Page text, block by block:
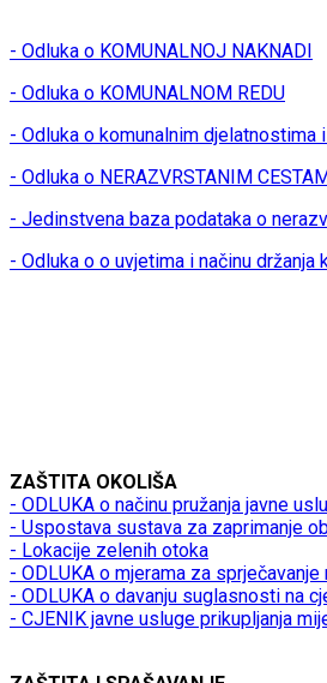
- Odluka o KOMUNALNOJ NAKNADI
- Odluka o KOMUNALNOM REDU
- Odluka o komunalnim djelatnostima
- Odluka o NERAZVRSTANIM
- Jedinstvena baza podataka o
- Odluka o o uvjetima i načinu
ZAŠTITA OKOLIŠA
- ODLUKA o načinu pružanja javne
- Uspostava sustava za zaprimanje
- Lokacije zelenih otoka
- ODLUKA o mjerama za
- ODLUKA o davanju suglasnosti na
- CJENIK javne usluge prikupljanja